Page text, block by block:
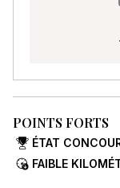
POINTS FORTS
ÉTAT
FAIBLE